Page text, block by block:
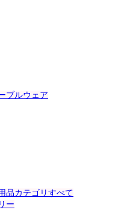
ブルウェア
品カテゴリすべて
ー